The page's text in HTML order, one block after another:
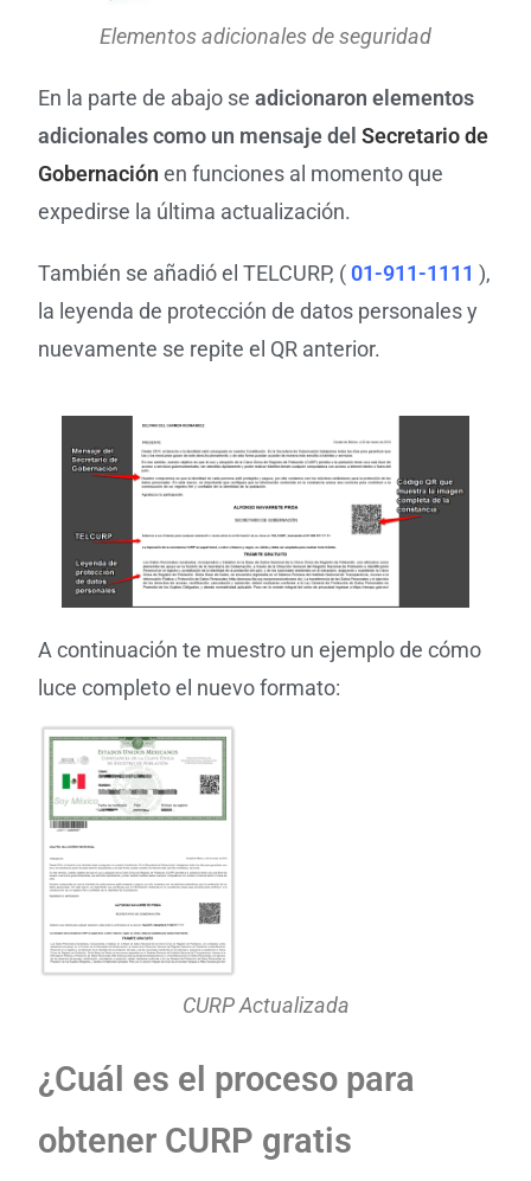
Elementos adicionales de seguridad
En la parte de abajo seadicionaron elementos
adicionales como un mensaje delSecretario de
Gobernación en funciones al momento que
expedirse la última actualización.
También se añadió el TELCURP, (01-911-1111 ),
la leyenda de protección de datos personales y
nuevamente se repite el QR anterior.
A continuación te muestro un ejemplo de cómo
luce completo el nuevo formato:
CURP Actualizada
¿Cuál es el proceso para
obtener CURP gratis